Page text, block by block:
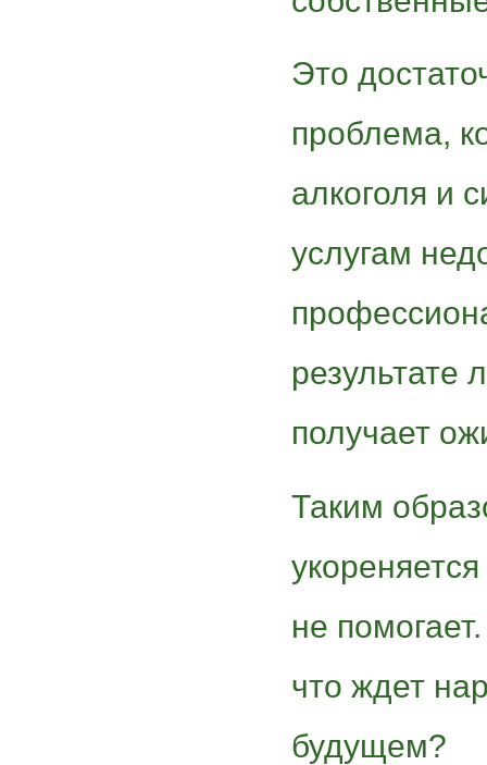
Это
проблема,
алкоголя и
услугам
результате
получает
Таким
не
что ждет
будущем?